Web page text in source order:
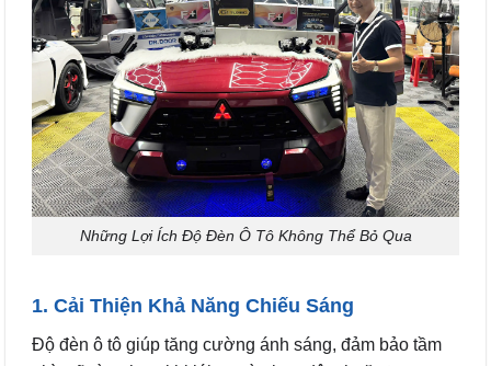
Những Lợi Ích Độ Đèn Ô Tô Không Thể Bỏ Qua
1. Cải Thiện Khả Năng Chiếu Sáng
Độ đèn ô tô giúp tăng cường ánh sáng, đảm bảo tầm